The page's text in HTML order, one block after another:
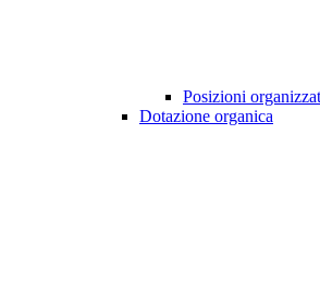
Posizioni
Dotazione organica